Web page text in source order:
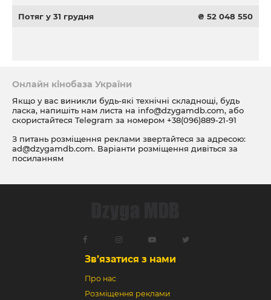
Потяг у 31 грудня ₴ 52 048 550
Онлайн кінобаза України
Якщо у вас виникли будь-які технічні складнощі, будь
ласка, напишіть нам листа на info@dzygamdb.com, або
скористайтеся Telegram за номером +38(096)889-21-91
З питань розміщення реклами звертайтеся за адресою:
ad@dzygamdb.com. Варіанти розміщення дивіться за
посиланням
Зв’язатися з нами
Про нас
Розміщення реклами